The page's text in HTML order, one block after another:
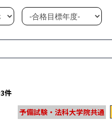
件
予備試験・法科大学院共通